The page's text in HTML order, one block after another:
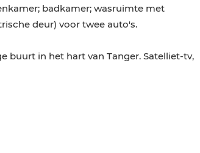
badkamer; wasruimte met
deur) voor twee auto's.
buurt in het hart van Tanger. Satelliet-tv,